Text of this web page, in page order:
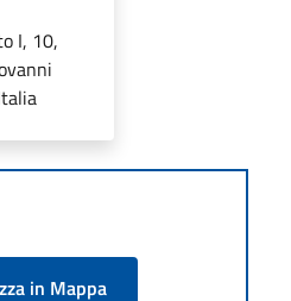
I, 10,
in Mappa